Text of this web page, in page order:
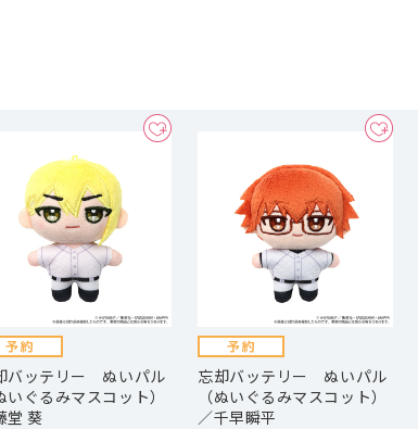
バッテリー ぬいパル
いぐるみマスコット）
堂 葵
忘却バッテリー ぬいパル
（ぬいぐるみマスコット）
／千早瞬平